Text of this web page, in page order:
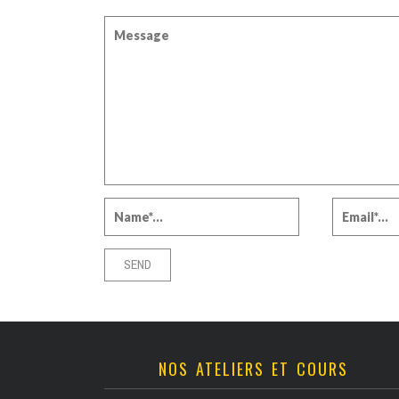
NOS ATELIERS ET COURS